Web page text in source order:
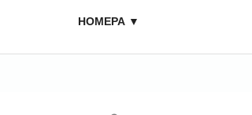
НОМЕРА ▼